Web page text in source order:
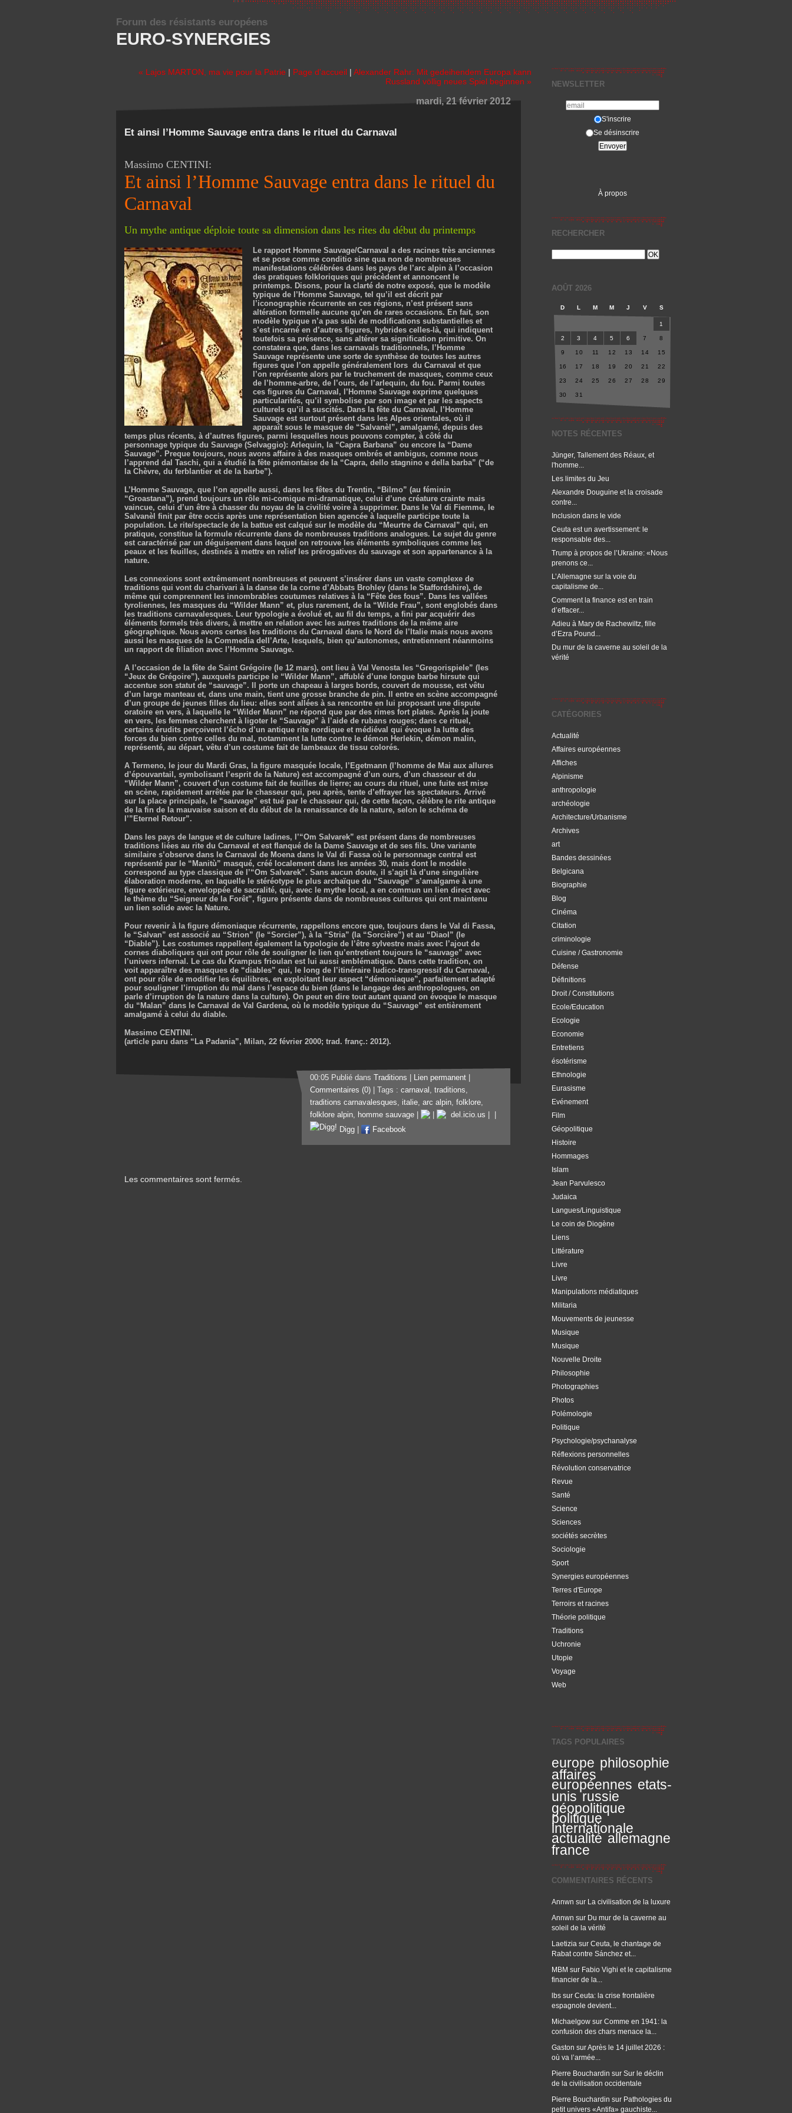
EURO-SYNERGIES
Forum des résistants européens
NEWSLETTER
S'inscrire
Se désinscrire
À propos
RECHERCHER
AOÛT 2026
D L M M J V S
1
2 3 4 5 6 7 8
9 10 11 12 13 14 15
16 17 18 19 20 21 22
23 24 25 26 27 28 29
30 31
NOTES RÉCENTES
Jünger, Tallement des Réaux, et
l'homme...
Les limites du Jeu
Alexandre Douguine et la croisade
contre...
Inclusion dans le vide
Ceuta est un avertissement: le
responsable des...
Trump à propos de l’Ukraine: «Nous
prenons ce...
L’Allemagne sur la voie du
capitalisme de...
Comment la finance est en train
d’effacer...
Adieu à Mary de Rachewiltz, fille
d’Ezra Pound...
Du mur de la caverne au soleil de la
vérité
CATÉGORIES
Actualité
Affaires européennes
Affiches
Alpinisme
anthropologie
archéologie
Architecture/Urbanisme
Archives
art
Bandes dessinées
Belgicana
Biographie
Blog
Cinéma
Citation
criminologie
Cuisine / Gastronomie
Défense
Définitions
Droit / Constitutions
Ecole/Education
Ecologie
Economie
Entretiens
ésotérisme
Ethnologie
Eurasisme
Evénement
Film
Géopolitique
Histoire
Hommages
Islam
Jean Parvulesco
Judaica
Langues/Linguistique
Le coin de Diogène
Liens
Littérature
Livre
Livre
Manipulations médiatiques
Militaria
Mouvements de jeunesse
Musique
Musique
Nouvelle Droite
Philosophie
Photographies
Photos
Polémologie
Politique
Psychologie/psychanalyse
Réflexions personnelles
Révolution conservatrice
Revue
Santé
Science
Sciences
sociétés secrètes
Sociologie
Sport
Synergies européennes
Terres d'Europe
Terroirs et racines
Théorie politique
Traditions
Uchronie
Utopie
Voyage
Web
TAGS POPULAIRES
europe philosophie
affaires
européennes etats-
unis russie
géopolitique
politique
internationale
actualité allemagne
france
COMMENTAIRES RÉCENTS
Annwn sur La civilisation de la luxure
Annwn sur Du mur de la caverne au
soleil de la vérité
Laetizia sur Ceuta, le chantage de
Rabat contre Sánchez et...
MBM sur Fabio Vighi et le capitalisme
financier de la...
lbs sur Ceuta: la crise frontalière
espagnole devient...
Michaelgow sur Comme en 1941: la
confusion des chars menace la...
Gaston surAprès le 14 juillet 2026 :
où va l’armée...
Pierre Bouchardin sur Sur le déclin
de la civilisation occidentale
Pierre Bouchardin sur Pathologies du
petit univers «Antifa» gauchiste...
« Lajos MARTON, ma vie pour la Patrie | Page d'accueil | Alexander Rahr: Mit gedeihendem Europa kann
Russland völlig neues Spiel beginnen »
mardi, 21 février 2012
Et ainsi l’Homme Sauvage entra dans le rituel du Carnaval
Massimo CENTINI:
Et ainsi l’Homme Sauvage entra dans le rituel du
Carnaval
Un mythe antique déploie toute sa dimension dans les rites du début du printemps
Le rapport Homme Sauvage/Carnaval a des racines très anciennes
et se pose comme conditio sine qua non de nombreuses
manifestations célébrées dans les pays de l’arc alpin à l’occasion
des pratiques folkloriques qui précèdent et annoncent le
printemps. Disons, pour la clarté de notre exposé, que le modèle
typique de l’Homme Sauvage, tel qu’il est décrit par
l’iconographie récurrente en ces régions, n’est présent sans
altération formelle aucune qu’en de rares occasions. En fait, son
modèle typique n’a pas subi de modifications substantielles et
s’est incarné en d’autres figures, hybrides celles-là, qui indiquent
toutefois sa présence, sans altérer sa signification primitive. On
constatera que, dans les carnavals traditionnels, l’Homme
Sauvage représente une sorte de synthèse de toutes les autres
figures que l’on appelle généralement lors du Carnaval et que
l’on représente alors par le truchement de masques, comme ceux
de l’homme-arbre, de l’ours, de l’arlequin, du fou. Parmi toutes
ces figures du Carnaval, l’Homme Sauvage exprime quelques
particularités, qu’il symbolise par son image et par les aspects
culturels qu’il a suscités. Dans la fête du Carnaval, l’Homme
Sauvage est surtout présent dans les Alpes orientales, où il
apparaît sous le masque de “Salvanèl”, amalgamé, depuis des
temps plus récents, à d’autres figures, parmi lesquelles nous pouvons compter, à côté du
personnage typique du Sauvage (Selvaggio): Arlequin, la “Capra Barbana” ou encore la “Dame
Sauvage”. Preque toujours, nous avons affaire à des masques ombrés et ambigus, comme nous
l’apprend dal Taschi, qui a étudié la fête piémontaise de la “Capra, dello stagnino e della barba” (“de
la Chèvre, du ferblantier et de la barbe”).
L’Homme Sauvage, que l’on appelle aussi, dans les fêtes du Trentin, “Bilmo” (au féminin
“Groastana”), prend toujours un rôle mi-comique mi-dramatique, celui d’une créature crainte mais
vaincue, celui d’un être à chasser du noyau de la civilité voire à supprimer. Dans le Val di Fiemme, le
Salvanèl finit par être occis après une représentation bien agencée à laquelle participe toute la
population. Le rite/spectacle de la battue est calqué sur le modèle du “Meurtre de Carnaval” qui, en
pratique, constitue la formule récurrente dans de nombreuses traditions analogues. Le sujet du genre
est caractérisé par un déguisement dans lequel on retrouve les éléments symboliques comme les
peaux et les feuilles, destinés à mettre en relief les prérogatives du sauvage et son appartenance à la
nature.
Les connexions sont extrêmement nombreuses et peuvent s’insérer dans un vaste complexe de
traditions qui vont du charivari à la danse de la corne d’Abbats Brohley (dans le Staffordshire), de
même qui comprennent les innombrables coutumes relatives à la “Fête des fous”. Dans les vallées
tyroliennes, les masques du “Wilder Mann” et, plus rarement, de la “Wilde Frau”, sont englobés dans
les traditions carnavalesques. Leur typologie a évolué et, au fil du temps, a fini par acquérir des
éléments formels très divers, à mettre en relation avec les autres traditions de la même aire
géographique. Nous avons certes les traditions du Carnaval dans le Nord de l’Italie mais nous avons
aussi les masques de la Commedia dell’Arte, lesquels, bien qu’autonomes, entretiennent néanmoins
un rapport de filiation avec l’Homme Sauvage.
A l’occasion de la fête de Saint Grégoire (le 12 mars), ont lieu à Val Venosta les “Gregorispiele” (les
“Jeux de Grégoire”), auxquels participe le “Wilder Mann”, affublé d’une longue barbe hirsute qui
accentue son statut de “sauvage”. Il porte un chapeau à larges bords, couvert de mousse, est vêtu
d’un large manteau et, dans une main, tient une grosse branche de pin. Il entre en scène accompagné
d’un groupe de jeunes filles du lieu: elles sont allées à sa rencontre en lui proposant une dispute
oratoire en vers, à laquelle le “Wilder Mann” ne répond que par des rimes fort plates. Après la joute
en vers, les femmes cherchent à ligoter le “Sauvage” à l’aide de rubans rouges; dans ce rituel,
certains érudits perçoivent l’écho d’un antique rite nordique et médiéval qui évoque la lutte des
forces du bien contre celles du mal, notamment la lutte contre le démon Herlekin, démon malin,
représenté, au départ, vêtu d’un costume fait de lambeaux de tissu colorés.
A Termeno, le jour du Mardi Gras, la figure masquée locale, l’Egetmann (l’homme de Mai aux allures
d’épouvantail, symbolisant l’esprit de la Nature) est accompagné d’un ours, d’un chasseur et du
“Wilder Mann”, couvert d’un costume fait de feuilles de lierre; au cours du rituel, une fuite est mise
en scène, rapidement arrêtée par le chasseur qui, peu après, tente d’effrayer les spectateurs. Arrivé
sur la place principale, le “sauvage” est tué par le chasseur qui, de cette façon, célèbre le rite antique
de la fin de la mauvaise saison et du début de la renaissance de la nature, selon le schéma de
l’”Eternel Retour”.
Dans les pays de langue et de culture ladines, l’“Om Salvarek” est présent dans de nombreuses
traditions liées au rite du Carnaval et est flanqué de la Dame Sauvage et de ses fils. Une variante
similaire s’observe dans le Carnaval de Moena dans le Val di Fassa où le personnage central est
représenté par le “Manitù” masqué, créé localement dans les années 30, mais dont le modèle
correspond au type classique de l’“Om Salvarek”. Sans aucun doute, il s’agit là d’une singulière
élaboration moderne, en laquelle le stéréotype le plus archaïque du “Sauvage” s’amalgame à une
figure extérieure, enveloppée de sacralité, qui, avec le mythe local, a en commun un lien direct avec
le thème du “Seigneur de la Forêt”, figure présente dans de nombreuses cultures qui ont maintenu
un lien solide avec la Nature.
Pour revenir à la figure démoniaque récurrente, rappellons encore que, toujours dans le Val di Fassa,
le “Salvan” est associé au “Strion” (le “Sorcier”), à la “Stria” (la “Sorcière”) et au “Diaol” (le
“Diable”). Les costumes rappellent également la typologie de l’être sylvestre mais avec l’ajout de
cornes diaboliques qui ont pour rôle de souligner le lien qu’entretient toujours le “sauvage” avec
l’univers infernal. Le cas du Krampus frioulan est lui aussi emblématique. Dans cette tradition, on
voit apparaître des masques de “diables” qui, le long de l’itinéraire ludico-transgressif du Carnaval,
ont pour rôle de modifier les équilibres, en exploitant leur aspect “démoniaque”, parfaitement adapté
pour souligner l’irruption du mal dans l’espace du bien (dans le langage des anthropologues, on
parle d’irruption de la nature dans la culture). On peut en dire tout autant quand on évoque le masque
du “Malan” dans le Carnaval de Val Gardena, où le modèle typique du “Sauvage” est entièrement
amalgamé à celui du diable.
Massimo CENTINI.
(article paru dans “La Padania”, Milan, 22 février 2000; trad. franç.: 2012).
00:05 Publié dans Traditions Lien permanent
Commentaires (0) | Tags : carnaval , traditions,
traditions carnavalesques, italie, arc alpin, folklore,
folklore alpin, homme sauvage del.icio.us
Digg
Facebook
Les commentaires sont fermés.